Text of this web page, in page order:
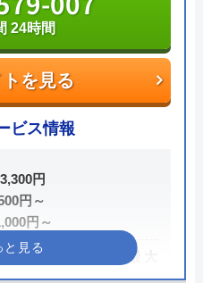
ブを見た」とお伝えいた
の割引が適用されますの
い。
を見る
315
24時間
本情報
を見る
24時間
ビス情報
円
円～
円～
割、作業料金から最大
引